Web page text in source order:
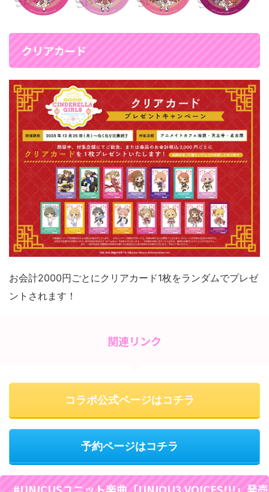
クリアカード
お会計2000円ごとにクリアカード1枚をランダムでプレゼ
ントされます！
関連リンク
コラボ公式ページはコチラ
予約ページはコチラ